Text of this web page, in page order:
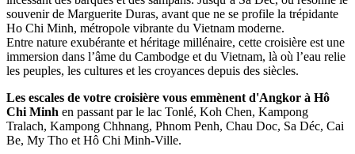
souvenir de Marguerite Duras, avant que ne se profile la trépidante
Ho Chi Minh, métropole vibrante du Vietnam moderne.
Entre nature exubérante et héritage millénaire, cette croisière est une
immersion dans l’âme du Cambodge et du Vietnam, là où l’eau relie
les peuples, les cultures et les croyances depuis des siècles.
Les escales de votre croisière vous emmènent d'Angkor à Hô
Chi Minh en passant par le lac Tonlé, Koh Chen, Kampong
Tralach, Kampong Chhnang, Phnom Penh, Chau Doc, Sa Déc, Cai
Be, My Tho et Hô Chi Minh-Ville.